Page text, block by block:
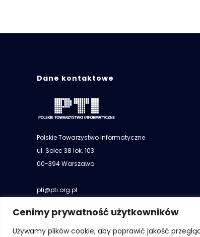
Cenimy prywatność użytkowników
Używamy plików cookie, aby poprawić jakość
Dane kontaktowe
Polskie Towarzystwo Informatyczne
ul. Solec 38 lok. 103
00-394 Warszawa
pti@pti.org.pl
NIP: 522-000-2038